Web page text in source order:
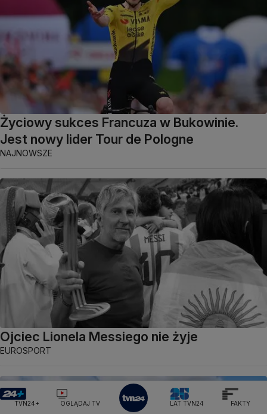
Życiowy sukces Francuza w Bukowinie.
Jest nowy lider Tour de Pologne
NAJNOWSZE
Ojciec Lionela Messiego nie żyje
EUROSPORT
TVN24+ OGLĄDAJ TV LAT TVN24 FAKTY